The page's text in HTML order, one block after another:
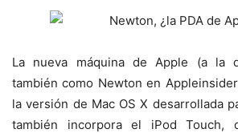
La nueva máquina de Apple (a la
también como Newton en
la versión de Mac OS X desarrollada
también incorpora el iPod Touch,